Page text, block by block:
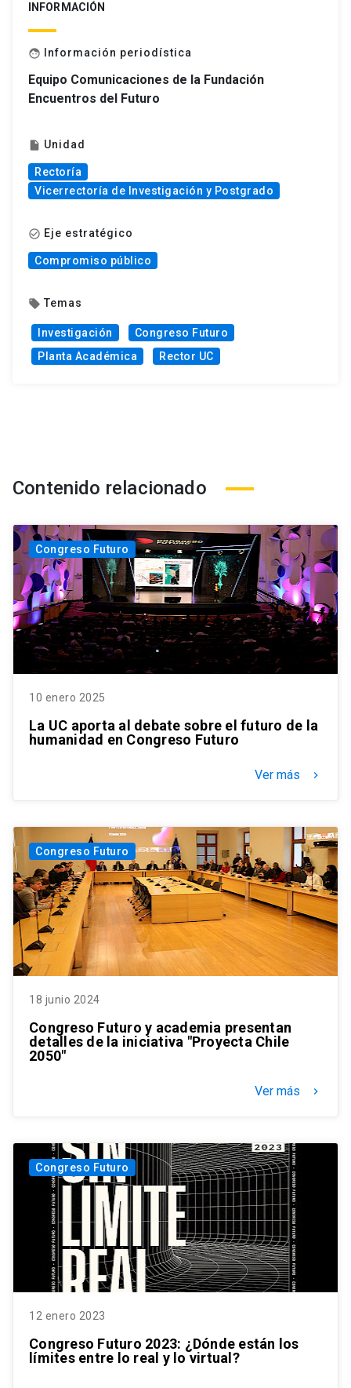
INFORMACIÓN
face Información periodística
Equipo Comunicaciones de la Fundación
Encuentros del Futuro
insert_drive_file Unidad
Rectoría
Vicerrectoría de Investigación y Postgrado
check_circle_outline Eje estratégico
Compromiso público
local_offer Temas
Investigación
Congreso Futuro
Planta Académica
Rector UC
Contenido relacionado
Congreso Futuro
10 enero 2025
La UC aporta al debate sobre el futuro de la
humanidad en Congreso Futuro
Ver más keyboard_arrow_right
Congreso Futuro
18 junio 2024
Congreso Futuro y academia presentan
detalles de la iniciativa "Proyecta Chile
2050"
Ver más keyboard_arrow_right
Congreso Futuro
12 enero 2023
Congreso Futuro 2023: ¿Dónde están los
límites entre lo real y lo virtual?